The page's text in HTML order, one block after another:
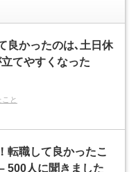
良かったのは､土日休
てやすくなった
と
転職して良かったこ
500人に聞きました